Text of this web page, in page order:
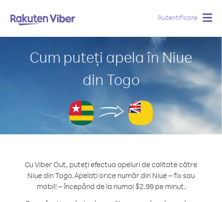
Autentificare
Cum puteți apela în Niue
din Togo
Cu Viber Out, puteți efectua apeluri de calitate către
Niue din Togo.Apelați orice număr din Niue – fix sau
mobil! – începând de la numai $2.99 pe minut.